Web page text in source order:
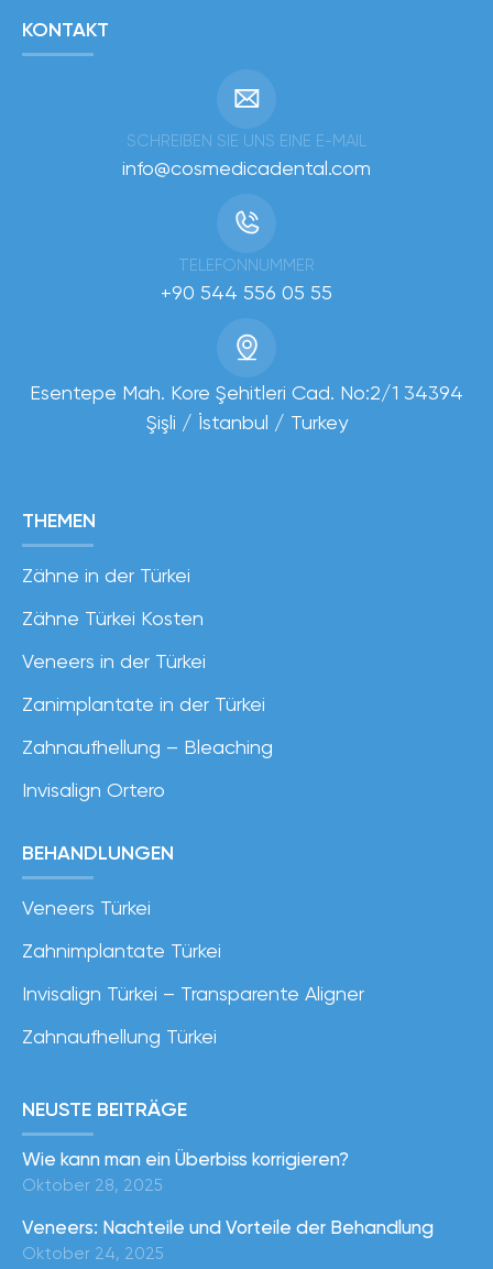
KONTAKT
SCHREIBEN SIE UNS EINE E-MAIL
info@cosmedicadental.com
TELEFONNUMMER
+90 544 556 05 55
Esentepe Mah. Kore Şehitleri Cad. No:2/1 34394
Şişli / İstanbul / Turkey
THEMEN
Zähne in der Türkei
Zähne Türkei Kosten
Veneers in der Türkei
Zanimplantate in der Türkei
Zahnaufhellung – Bleaching
Invisalign Ortero
BEHANDLUNGEN
Veneers Türkei
Zahnimplantate Türkei
Invisalign Türkei – Transparente Aligner
Zahnaufhellung Türkei
NEUSTE BEITRÄGE
Wie kann man ein Überbiss korrigieren?
Oktober 28, 2025
Veneers: Nachteile und Vorteile der Behandlung
Oktober 24, 2025